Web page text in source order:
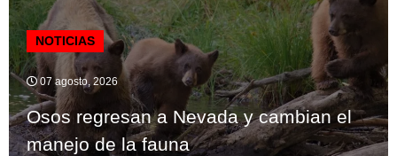
NOTICIAS
07 agosto, 2026
Osos regresan a Nevada y cambian el
manejo de la fauna